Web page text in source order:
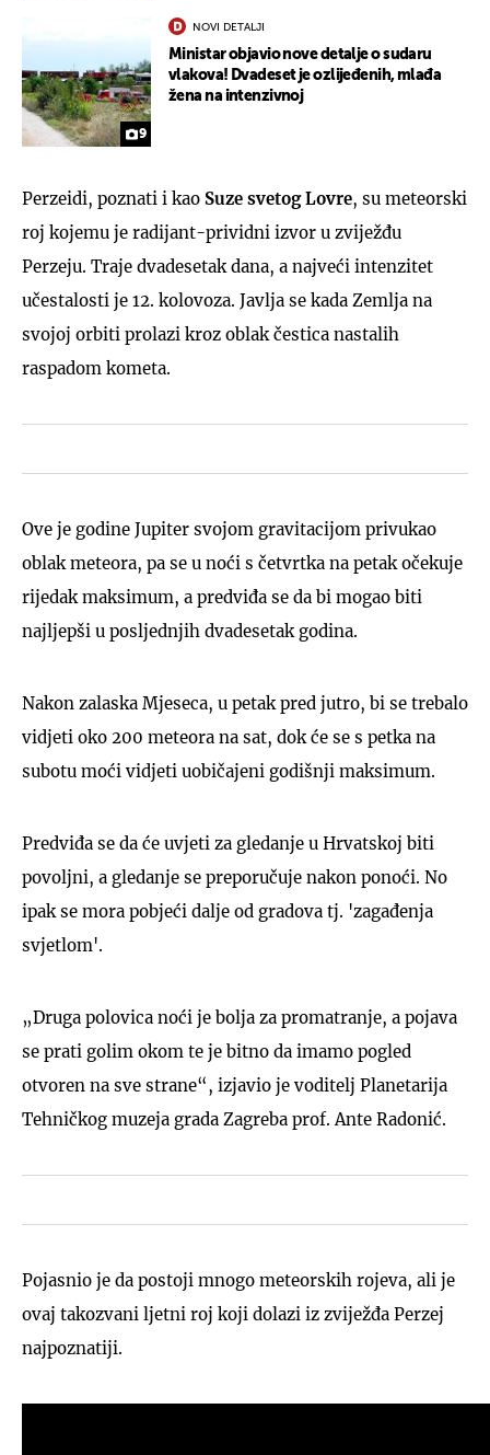
9
NOVI DETALJI
Ministar objavio nove detalje o sudaru
vlakova! Dvadeset je ozlijeđenih, mlađa
žena na intenzivnoj
Perzeidi, poznati i kao Suze svetog Lovre, su meteorski
roj kojemu je radijant-prividni izvor u zviježđu
Perzeju. Traje dvadesetak dana, a najveći intenzitet
učestalosti je 12. kolovoza. Javlja se kada Zemlja na
svojoj orbiti prolazi kroz oblak čestica nastalih
raspadom kometa.
Ove je godine Jupiter svojom gravitacijom privukao
oblak meteora, pa se u noći s četvrtka na petak očekuje
rijedak maksimum, a predviđa se da bi mogao biti
najljepši u posljednjih dvadesetak godina.
Nakon zalaska Mjeseca, u petak pred jutro, bi se trebalo
vidjeti oko 200 meteora na sat, dok će se s petka na
subotu moći vidjeti uobičajeni godišnji maksimum.
Predviđa se da će uvjeti za gledanje u Hrvatskoj biti
povoljni, a gledanje se preporučuje nakon ponoći. No
ipak se mora pobjeći dalje od gradova tj. 'zagađenja
svjetlom'.
„Druga polovica noći je bolja za promatranje, a pojava
se prati golim okom te je bitno da imamo pogled
otvoren na sve strane“, izjavio je voditelj Planetarija
Tehničkog muzeja grada Zagreba prof. Ante Radonić.
Pojasnio je da postoji mnogo meteorskih rojeva, ali je
ovaj takozvani ljetni roj koji dolazi iz zviježđa Perzej
najpoznatiji.